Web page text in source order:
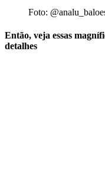
Foto:
Então, veja essas
detalhes